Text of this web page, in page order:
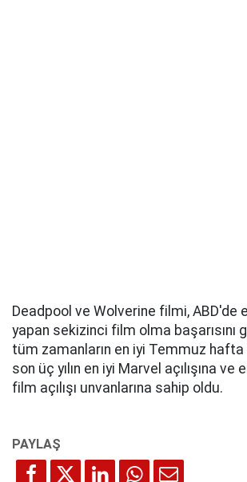
Deadpool ve Wolverine filmi, ABD'de
yapan sekizinci film olma başarısını
tüm zamanların en iyi Temmuz hafta
son üç yılın en iyi Marvel açılışına ve
film açılışı unvanlarına sahip oldu.